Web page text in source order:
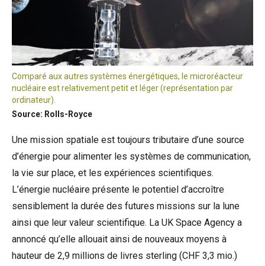
Comparé aux autres systèmes énergétiques, le microréacteur
nucléaire est relativement petit et léger (représentation par
ordinateur).
Source: Rolls-Royce
Une mission spatiale est toujours tributaire d’une source
d’énergie pour alimenter les systèmes de communication,
la vie sur place, et les expériences scientifiques.
L’énergie nucléaire présente le potentiel d’accroître
sensiblement la durée des futures missions sur la lune
ainsi que leur valeur scientifique. La UK Space Agency a
annoncé qu’elle allouait ainsi de nouveaux moyens à
hauteur de 2,9 millions de livres sterling (CHF 3,3 mio.)